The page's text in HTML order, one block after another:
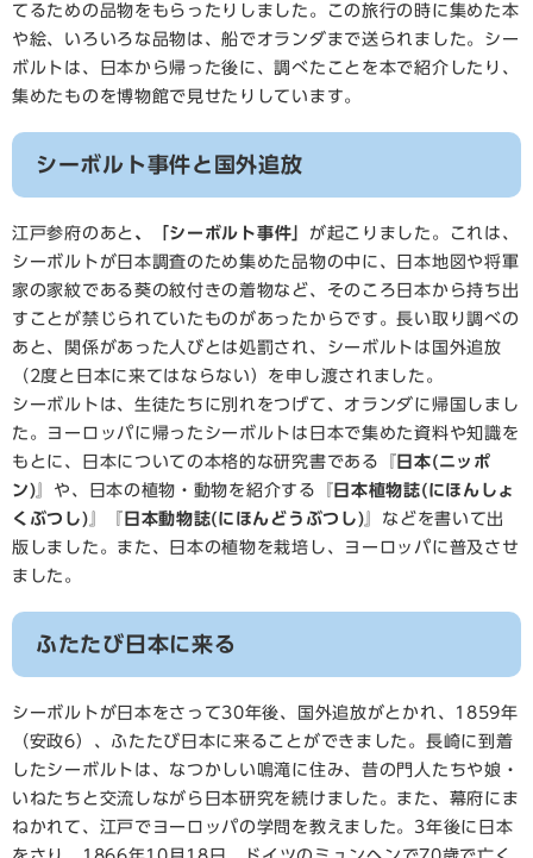
てるための品物をもらったりしました。この旅行の時に集めた本
や絵、いろいろな品物は、船でオランダまで送られました。シー
ボルトは、日本から帰った後に、調べたことを本で紹介したり、
集めたものを博物館で見せたりしています。
シーボルト事件と国外追放
江戸参府のあと 、「シーボルト事件」 が起こりました。これは、
シーボルトが日本調査のため集めた品物の中に、日本地図や将軍
家の家紋である葵の紋付きの着物など、そのころ日本から持ち出
すことが禁じられていたものがあったからです。長い取り調べの
あと、関係があった人びとは処罰され、シーボルトは国外追放
（2度と日本に来てはならない）を申し渡されました。
シーボルトは、生徒たちに別れをつげて、オランダに帰国しまし
た。ヨーロッパに帰ったシーボルトは日本で集めた資料や知識を
もとに、日本についての本格的な研究書である
『日本(ニッポ
ン)』 や、日本の植物・動物を紹介する
『日本植物誌(にほんしょ
くぶつし)』『日本動物誌(にほんどうぶつし)』 などを書いて出
版しました。また、日本の植物を栽培し、ヨーロッパに普及させ
ました。
ふたたび日本に来る
シーボルトが日本をさって30年後、国外追放がとかれ、1859年
（安政6）、ふたたび日本に来ることができました。長崎に到着
したシーボルトは、なつかしい鳴滝に住み、昔の門人たちや娘・
いねたちと交流しながら日本研究を続けました。また、幕府にま
ねかれて、江戸でヨーロッパの学問を教えました。3年後に日本